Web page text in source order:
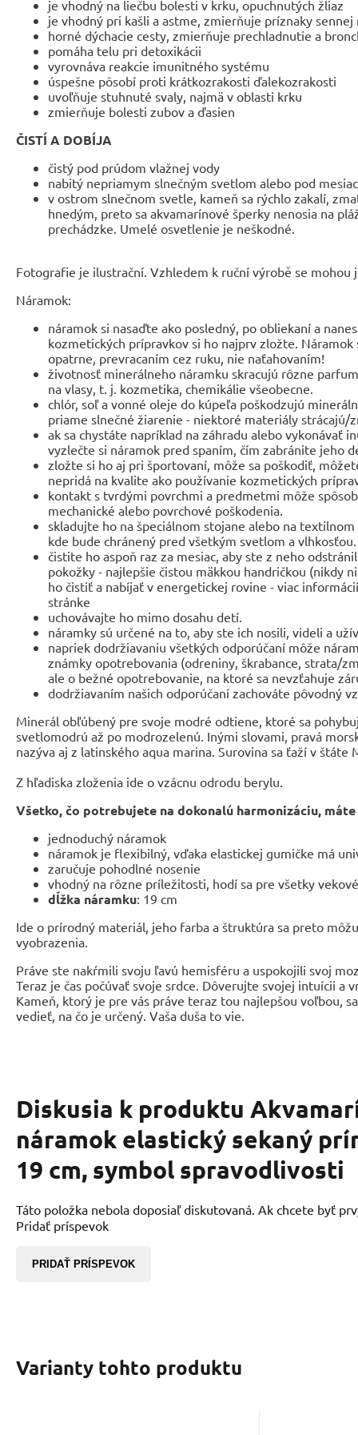
je vhodný na liečbu bolesti v krku, opuchnutých žliaz
je vhodný pri kašli a astme, zmierňuje príznaky sennej
horné dýchacie cesty, zmierňuje prechladnutie a
pomáha telu pri detoxikácii
vyrovnáva reakcie imunitného systému
úspešne pôsobí proti krátkozrakosti ďalekozrakosti
uvoľňuje stuhnuté svaly, najmä v oblasti krku
zmierňuje bolesti zubov a ďasien
ČISTÍ A DOBÍJA
čistý pod prúdom vlažnej vody
nabitý nepriamym slnečným svetlom alebo pod
v ostrom slnečnom svetle, kameň sa rýchlo zakalí,
hnedým, preto sa akvamarínové šperky nenosia na
prechádzke. Umelé osvetlenie je neškodné.
Fotografie je ilustrační. Vzhledem k ruční výrobě se
Náramok:
náramok si nasaďte ako posledný, po obliekaní a
kozmetických prípravkov si ho najprv zložte. Náramok
opatrne, prevracaním cez ruku, nie naťahovaním!
životnosť minerálneho náramku skracujú rôzne
na vlasy, t. j. kozmetika, chemikálie všeobecne.
chlór, soľ a vonné oleje do kúpeľa poškodzujú
priame slnečné žiarenie - niektoré materiály strácajú/
ak sa chystáte napríklad na záhradu alebo vykonávať
vyzlečte si náramok pred spaním, čím zabránite jeho
zložte si ho aj pri športovaní, môže sa poškodiť,
nepridá na kvalite ako používanie kozmetických
kontakt s tvrdými povrchmi a predmetmi môže
mechanické alebo povrchové poškodenia.
skladujte ho na špeciálnom stojane alebo na
kde bude chránený pred všetkým svetlom a vlhkosťou.
čistite ho aspoň raz za mesiac, aby ste z neho
pokožky - najlepšie čistou mäkkou handričkou (nikdy
ho čistiť a nabíjať v energetickej rovine - viac
stránke
uchovávajte ho mimo dosahu detí.
náramky sú určené na to, aby ste ich nosili, videli a
napriek dodržiavaniu všetkých odporúčaní môže
známky opotrebovania (odreniny, škrabance, strata/
ale o bežné opotrebovanie, na ktoré sa nevzťahuje
dodržiavaním našich odporúčaní zachováte pôvodný
Minerál obľúbený pre svoje modré odtiene, ktoré sa
svetlomodrú až po modrozelenú. Inými slovami, pravá
nazýva aj z latinského aqua marina. Surovina sa ťaží v štáte
Z hľadiska zloženia ide o vzácnu odrodu berylu.
Všetko, čo potrebujete na dokonalú harmonizáciu,
jednoduchý náramok
náramok je flexibilný, vďaka elastickej gumičke má
zaručuje pohodlné nosenie
vhodný na rôzne príležitosti, hodí sa pre všetky
dĺžka náramku: 19 cm
Ide o prírodný materiál, jeho farba a štruktúra sa preto
vyobrazenia.
Práve ste nakŕmili svoju ľavú hemisféru a uspokojili svoj
Teraz je čas počúvať svoje srdce. Dôverujte svojej intuícii a
Kameň, ktorý je pre vás práve teraz tou najlepšou voľbou,
vedieť, na čo je určený. Vaša duša to vie.
Diskusia k produktu
náramok elastický sekaný
19 cm, symbol spravodlivosti
Táto položka nebola doposiaľ diskutovaná. Ak chcete byť
Pridať príspevok
PRIDAŤ PRÍSPEVOK
Varianty tohto produktu